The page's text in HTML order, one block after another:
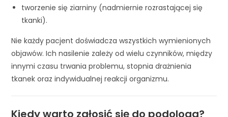
tworzenie się ziarniny (nadmiernie rozrastającej się
tkanki).
Nie każdy pacjent doświadcza wszystkich wymienionych
objawów. Ich nasilenie zależy od wielu czynników, między
innymi czasu trwania problemu, stopnia drażnienia
tkanek oraz indywidualnej reakcji organizmu.
Kiedy warto zgłosić się do podologa?